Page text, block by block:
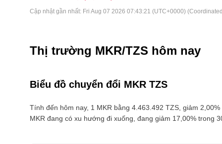
Cập nhật gần nhất: Fri Aug 07 2026 07:43:21 (UTC+0000)
Thị trường MKR/TZS hôm nay
Biểu đồ chuyển đổi MKR TZS
Tính đến hôm nay, 1 MKR bằng 4.463.492 TZS, giảm
MKR đang có xu hướng đi xuống, đang giảm 17,00% trong